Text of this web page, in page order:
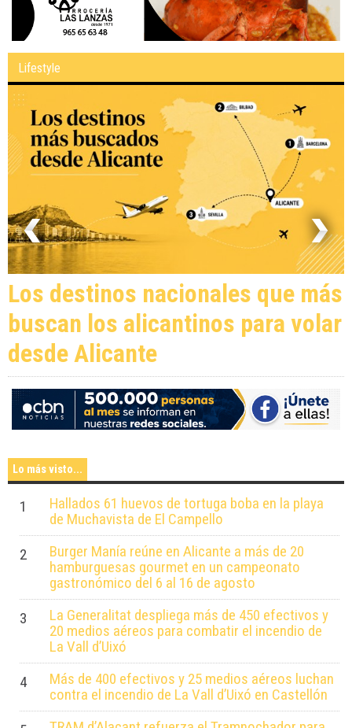
Lifestyle
Los destinos nacionales que más
buscan los alicantinos para volar
desde Alicante
Lo más visto...
1
Hallados 61 huevos de tortuga boba en la playa
de Muchavista de El Campello
2
Burger Manía reúne en Alicante a más de 20
hamburguesas gourmet en un campeonato
gastronómico del 6 al 16 de agosto
3
La Generalitat despliega más de 450 efectivos y
20 medios aéreos para combatir el incendio de
La Vall d’Uixó
4
Más de 400 efectivos y 25 medios aéreos luchan
contra el incendio de La Vall d’Uixó en Castellón